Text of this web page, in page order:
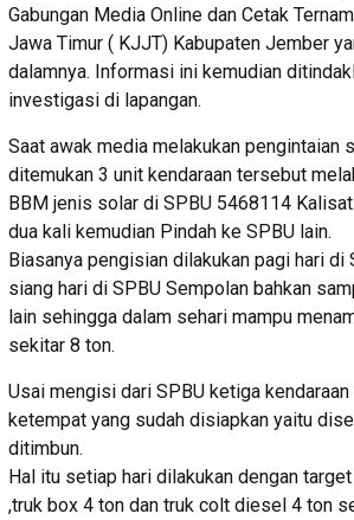
Gabungan Media Online dan Cetak
Jawa Timur ( KJJT) Kabupaten Jember
dalamnya. Informasi ini kemudian
investigasi di lapangan.
Saat awak media melakukan pengintaian
ditemukan 3 unit kendaraan tersebut
BBM jenis solar di SPBU 5468114
dua kali kemudian Pindah ke SPBU lain.
Biasanya pengisian dilakukan pagi hari di
siang hari di SPBU Sempolan bahkan
lain sehingga dalam sehari mampu
sekitar 8 ton.
Usai mengisi dari SPBU ketiga
ketempat yang sudah disiapkan yaitu
ditimbun.
Hal itu setiap hari dilakukan dengan
,truk box 4 ton dan truk colt diesel 4 ton